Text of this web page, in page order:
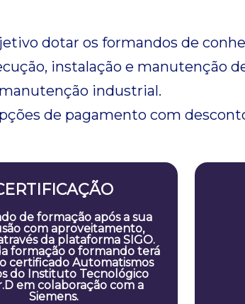
dotar os formandos de
instalação e manutenção
industrial.
de pagamento com
de formação após a sua
com aproveitamento,
da plataforma SIGO.
formação o formando terá
certificado Automatismos
do Instituto Tecnológico
em colaboração com a
Siemens.